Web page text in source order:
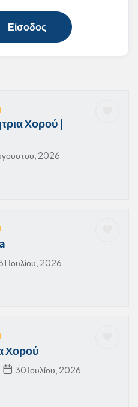
Είσοδος
Χορού |
2026
Ιουλίου, 2026
Χορού
30 Ιουλίου, 2026